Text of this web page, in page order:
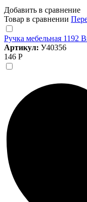
Добавить в сравнение
Товар в сравнении
Ручка мебельная 1192
Артикул: У40356
146 Р